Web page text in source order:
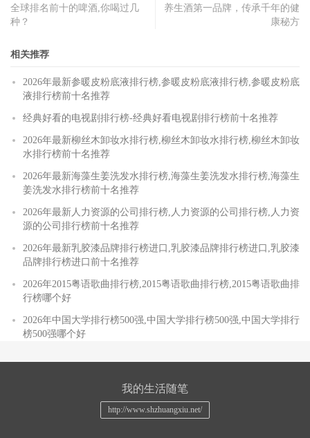
全球排名前十的啤酒,你喝过几
种？
养生酒第一品牌，传承千年的健
康秘方
相关推荐
2026年最新参暖皮粉底液排行榜,参暖皮粉底液排行榜,参暖皮粉底
液排行榜前十名推荐
经典好看的电视剧排行榜-经典好看电视剧排行榜前十名推荐
2026年最新柳丝木卸妆水排行榜,柳丝木卸妆水排行榜,柳丝木卸妆
水排行榜前十名推荐
2026年最新海藻生姜洗发水排行榜,海藻生姜洗发水排行榜,海藻生
姜洗发水排行榜前十名推荐
2026年最新人力资源的公司排行榜,人力资源的公司排行榜,人力资
源的公司排行榜前十名推荐
2026年最新乳胶漆品牌排行榜进口,乳胶漆品牌排行榜进口,乳胶漆
品牌排行榜进口前十名推荐
2026年2015粤语歌曲排行榜,2015粤语歌曲排行榜,2015粤语歌曲排
行榜哪个好
2026年中国大学排行榜500强,中国大学排行榜500强,中国大学排行
榜500强哪个好
我的生活随笔
http://www.shzhuangxiu.net/